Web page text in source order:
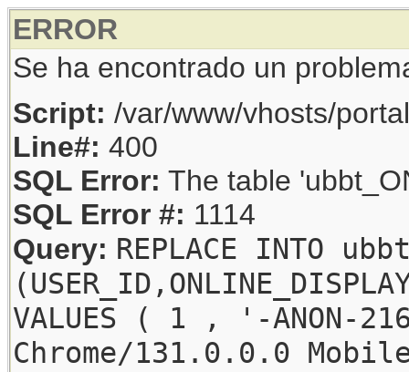
ERROR
Se ha encontrado un
Script: /var/www/vhosts/
Line#: 400
SQL Error: The table
SQL Error #: 1114
Query: REPLACE INTO
VALUES ( 1 , '-
Chrome/131.0.0.0